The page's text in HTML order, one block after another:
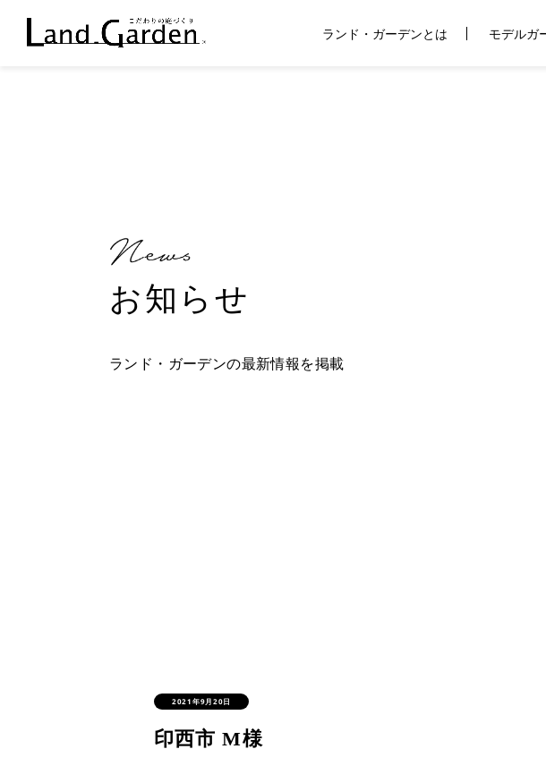
ランド・ガーデンとは モデルガ
お知らせ
ランド・ガーデンの最新情報を掲載
2021年9月20日
印西市 M様